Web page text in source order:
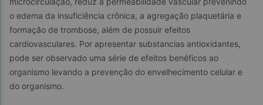
o edema da insuficiência crônica, a agregação plaquetária e
formação de trombose, além de possuir efeitos
cardiovasculares. Por apresentar substancias antioxidantes,
pode ser observado uma série de efeitos benéficos ao
organismo levando a prevenção do envelhecimento celular e
do organismo.